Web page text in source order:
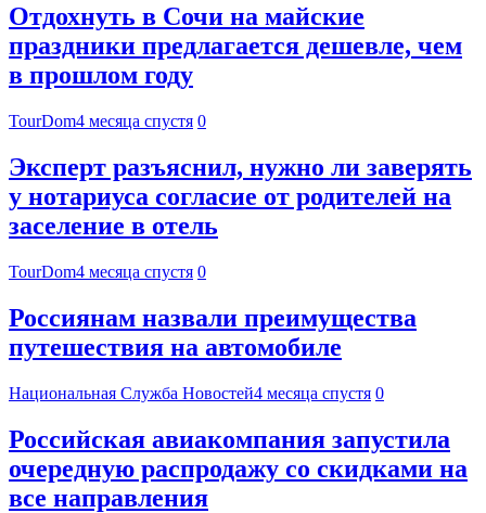
Отдохнуть в Сочи на майские
праздники предлагается дешевле, чем
в прошлом году
TourDom4 месяца спустя 0
Эксперт разъяснил, нужно ли заверять
у нотариуса согласие от родителей на
заселение в отель
TourDom4 месяца спустя 0
Россиянам назвали преимущества
путешествия на автомобиле
Национальная Служба Новостей4 месяца спустя 0
Российская авиакомпания запустила
очередную распродажу со скидками на
все направления